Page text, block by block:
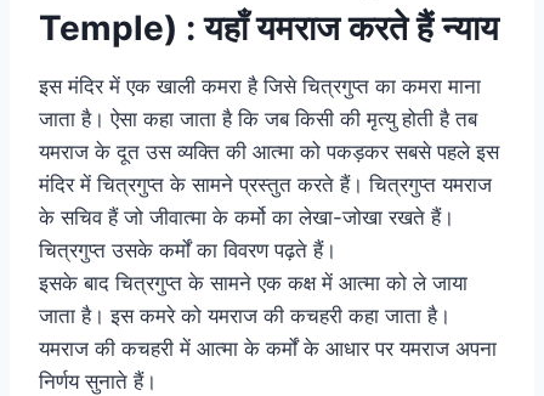
Temple) : यहाँ यमराज करते हैं न्याय
इस मंदिर में एक खाली कमरा है जिसे चित्रगुप्त का कमरा माना
जाता है। ऐसा कहा जाता है कि जब किसी की मृत्यु होती है तब
यमराज के दूत उस व्यक्ति की आत्मा को पकड़कर सबसे पहले इस
मंदिर में चित्रगुप्त के सामने प्रस्तुत करते हैं। चित्रगुप्त यमराज
के सचिव हैं जो जीवात्मा के कर्मो का लेखा-जोखा रखते हैं।
चित्रगुप्त उसके कर्मों का विवरण पढ़ते हैं।
इसके बाद चित्रगुप्त के सामने एक कक्ष में आत्मा को ले जाया
जाता है। इस कमरे को यमराज की कचहरी कहा जाता है।
यमराज की कचहरी में आत्मा के कर्मों के आधार पर यमराज अपना
निर्णय सुनाते हैं।